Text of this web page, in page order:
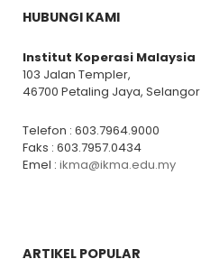
HUBUNGI KAMI
Institut Koperasi Malaysia
103 Jalan Templer,
46700 Petaling Jaya, Selangor
Telefon : 603.7964.9000
Faks : 603.7957.0434
Emel : ikma@ikma.edu.my
ARTIKEL POPULAR